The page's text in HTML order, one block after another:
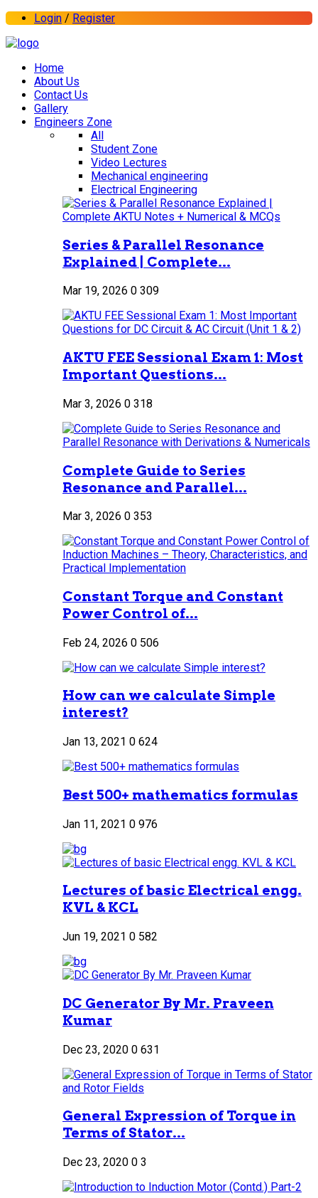
Login / Register
Home
About Us
Contact Us
Gallery
Engineers Zone
All
Student Zone
Video Lectures
Mechanical engineering
Electrical Engineering
Series & Parallel Resonance
Explained | Complete...
Mar 19, 2026 0 309
AKTU FEE Sessional Exam 1: Most
Important Questions...
Mar 3, 2026 0 318
Complete Guide to Series
Resonance and Parallel...
Mar 3, 2026 0 353
Constant Torque and Constant
Power Control of...
Feb 24, 2026 0 506
How can we calculate Simple
interest?
Jan 13, 2021 0 624
Best 500+ mathematics formulas
Jan 11, 2021 0 976
Lectures of basic Electrical engg.
KVL & KCL
Jun 19, 2021 0 582
DC Generator By Mr. Praveen
Kumar
Dec 23, 2020 0 631
General Expression of Torque in
Terms of Stator...
Dec 23, 2020 0 3